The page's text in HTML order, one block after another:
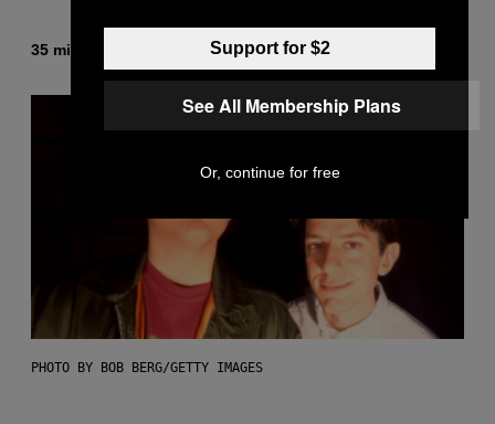
35 minutes ago Brent Koepp
PHOTO BY BOB BERG/GETTY IMAGES
Support for $2
See All Membership Plans
Or, continue for free